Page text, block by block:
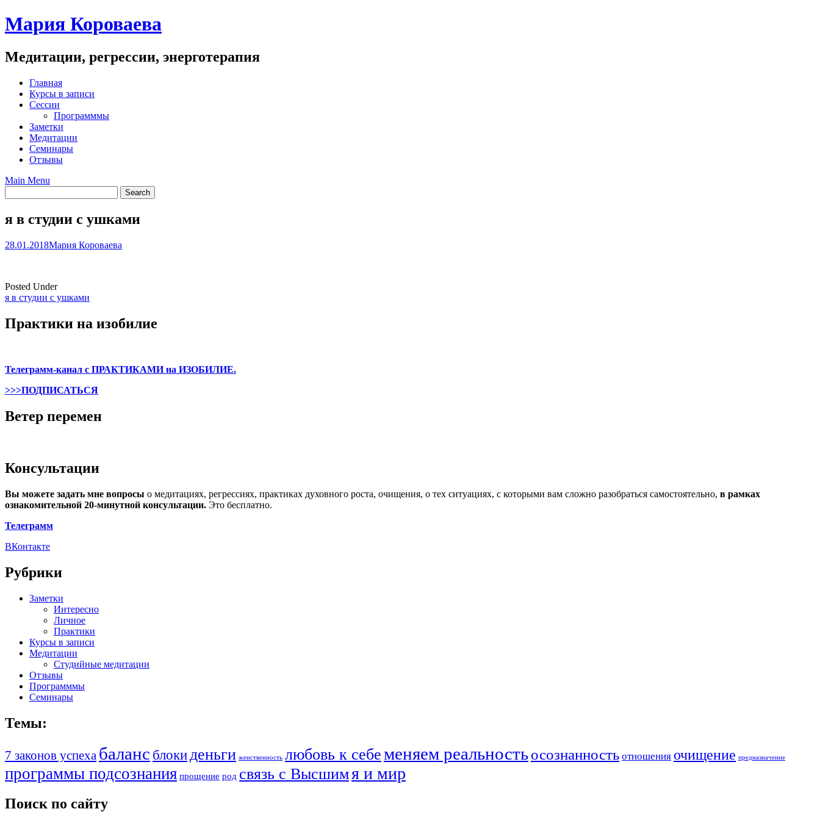
Skip
to
Мария Короваева
Медитации, регрессии, энерготерапия
Главная
Курсы в записи
Сессии
Программмы
Заметки
Медитации
Семинары
Отзывы
Main Menu
я в студии с ушками
28.01.2018Мария Короваева
Posted Under
navigation
я в студии с ушками
Практики на изобилие
Телеграмм-канал с ПРАКТИКАМИ на ИЗОБИЛИЕ.
>>>ПОДПИСАТЬСЯ
Ветер перемен
Консультации
Вы можете задать мне вопросы о медитациях, регрессиях, практиках духовного роста, очищения, о тех ситуациях, с которыми вам сложно разобраться самостоятельно, в рамках
ознакомительной 20-минутной консультации. Это бесплатно.
Телеграмм
ВКонтакте
Рубрики
Заметки
Интересно
Личное
Практики
Курсы в записи
Медитации
Студийные медитации
Отзывы
Программмы
Семинары
Темы:
7 законов успеха баланс блоки деньги женственность любовь к себеменяем реальностьосознанность отношения очищение предназначение
программы подсознания прощение род связь с Высшимя и мир
Поиск по сайту